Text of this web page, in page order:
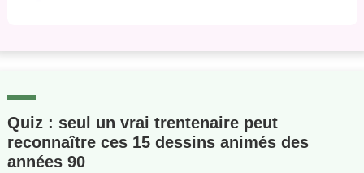
Quiz : seul un vrai trentenaire peut
reconnaître ces 15 dessins animés des
années 90